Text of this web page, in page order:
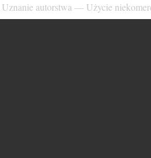
Uznanie autorstwa — Użycie